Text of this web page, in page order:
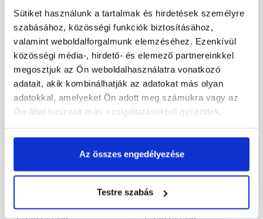
Sütiket használunk a tartalmak és hirdetések személyre
szabásához, közösségi funkciók biztosításához,
valamint weboldalforgalmunk elemzéséhez. Ezenkívül
közösségi média-, hirdető- és elemező partnereinkkel
megosztjuk az Ön weboldalhasználatra vonatkozó
adatait, akik kombinálhatják az adatokat más olyan
adatokkal, amelyeket Ön adott meg számukra vagy az
Ön által használt más szolgáltatásokból gyűjtöttek.
Az összes engedélyezése
Testre szabás
Bramac kúpcserép lezáró
Bramac kúpcserép lezáró
téglavörös